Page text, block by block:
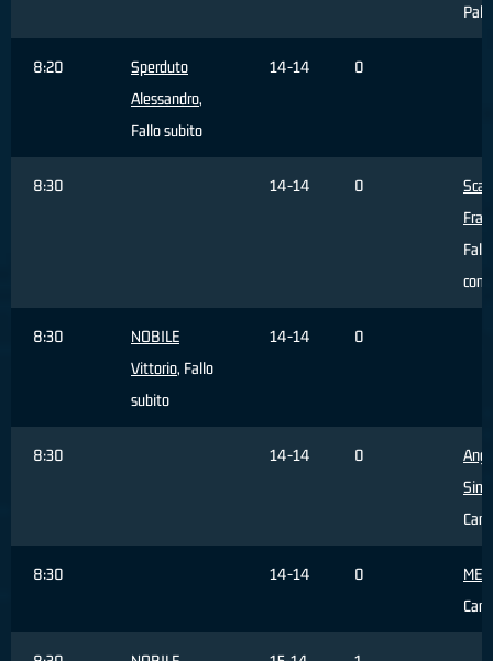
8:20
Sperduto
Alessandro,
Fallo subito
14-14 0
8:30 14-14 0
Fallo
8:30
NOBILE
Vittorio, Fallo
subito
14-14 0
8:30 14-14 0
8:30 14-14 0
MEI